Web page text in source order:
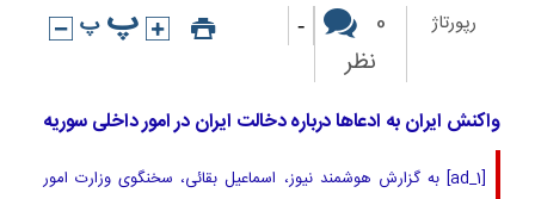
رپورتاژ
0
نظر
-
واکنش ایران به ادعاها درباره دخالت ایران در امور داخلی سوریه
[ad_1] به گزارش هوشمند نیوز، اسماعیل بقائی، سخنگوی وزارت امور